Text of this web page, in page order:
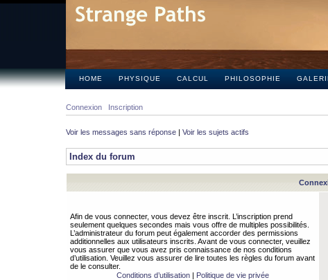
HOME PHYSIQUE CALCUL PHILOSOPHIE
Connexion Inscription
Voir les messages sans réponse | Voir les sujets actifs
Index du forum
Afin de vous connecter, vous devez être inscrit. L’inscription prend
seulement quelques secondes mais vous offre de multiples possibilités.
L’administrateur du forum peut également accorder des permissions
additionnelles aux utilisateurs inscrits. Avant de vous connecter, veuillez
vous assurer que vous avez pris connaissance de nos conditions
d’utilisation. Veuillez vous assurer de lire toutes les règles du forum avant
de le consulter.
Conditions d’utilisation| Politique de vie privée